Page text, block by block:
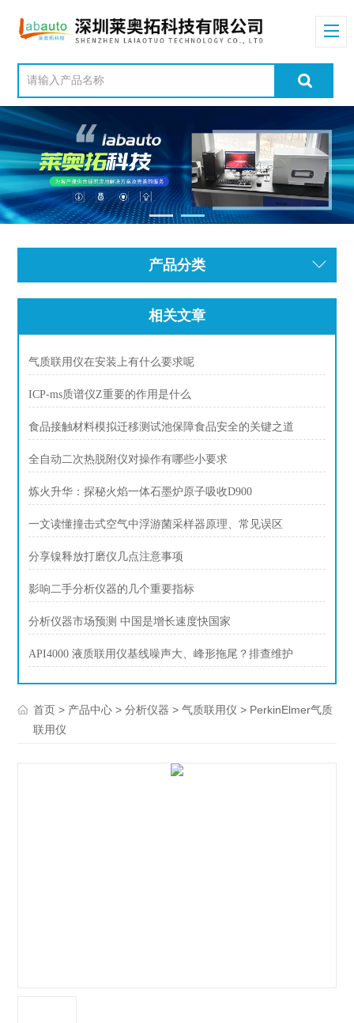
产品分类
相关文章
气质联用仪在安装上有什么要求呢
ICP-ms质谱仪Z重要的作用是什么
食品接触材料模拟迁移测试池保障食品安全的关键之道
全自动二次热脱附仪对操作有哪些小要求
炼火升华：探秘火焰一体石墨炉原子吸收D900
一文读懂撞击式空气中浮游菌采样器原理、常见误区
分享镍释放打磨仪几点注意事项
影响二手分析仪器的几个重要指标
分析仪器市场预测 中国是增长速度快国家
API4000 液质联用仪基线噪声大、峰形拖尾？排查维护
首页 > 产品中心 >分析仪器 >气质联用仪 > PerkinElmer气质
联用仪